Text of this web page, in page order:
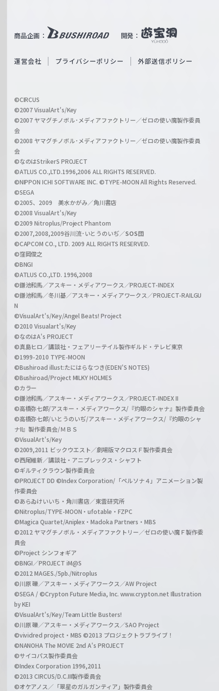
ß
c
a
r
z
商品企画： 開発：
b
O
i
l
h
a
n
l
運営会社 プライバシーポリシー 外部送信ポリシー
©CIRCUS
©2007 VisualArt's/Key
©2007 ヤマグチノボル･メディアファクトリー／ゼロの使い魔製作委員
会
©2008 ヤマグチノボル･メディアファクトリー／ゼロの使い魔製作委員
会
©なのはStrikerS PROJECT
©ATLUS CO.,LTD.1996,2006 ALL RIGHTS RESERVED.
©NIPPON ICHI SOFTWARE INC. ©TYPE-MOON All Rights Reserved.
©SEGA
©2005、2009 美水かがみ／角川書店
©2008 VisualArt's/Key
©2009 Nitroplus/Project Phantom
©2007,2008,2009谷川流･いとうのいぢ／SOS団
©CAPCOM CO., LTD. 2009 ALL RIGHTS RESERVED.
©窪岡俊之
©BNGI
©ATLUS CO.,LTD. 1996,2008
©鎌池和馬／アスキー・メディアワークス／PROJECT-INDEX
©鎌池和馬／冬川基／アスキー・メディアワークス／PROJECT-RAILGU
N
©VisualArt's/Key/Angel Beats! Project
©2010 Visualart's/Key
©なのはA's PROJECT
©真島ヒロ／講談社・フェアリーテイル製作ギルド・テレビ東京
©1999-2010 TYPE-MOON
©Bushiroad illust:たにはらなつき(EDEN'S NOTES)
©Bushiroad/Project MILKY HOLMES
©カラー
©鎌池和馬／アスキー・メディアワークス／PROJECT-INDEX II
©高橋弥七郎/アスキー・メディアワークス/『灼眼のシャナ』製作委員会
©高橋弥七郎/いとうのいぢ/アスキー・メディアワークス/『灼眼のシャ
ナII』製作委員会/ＭＢＳ
©VisualArt's/Key
©2009,2011 ビックウエスト／劇場版マクロスＦ製作委員会
©西尾維新／講談社・アニプレックス・シャフト
©ギルティクラウン製作委員会
©PROJECT DD ©Index Corporation/「ペルソナ４」アニメーション製
作委員会
©あらゐけいいち・角川書店／東雲研究所
©Nitroplus/TYPE-MOON・ufotable・FZPC
©Magica Quartet/Aniplex・Madoka Partners・MBS
©2012 ヤマグチノボル・メディアファクトリー／ゼロの使い魔Ｆ製作委
員会
©Project シンフォギア
©BNGI／PROJECT iM@S
©2012 MAGES./5pb./Nitroplus
©川原 礫／アスキー・メディアワークス／AW Project
©SEGA / ©Crypton Future Media, Inc. www.crypton.net Illustration
by KEI
©VisualArt's/Key/Team Little Busters!
©川原 礫／アスキー・メディアワークス／SAO Project
©vividred project・MBS ©2013 プロジェクトラブライブ！
©NANOHA The MOVIE 2nd A's PROJECT
©サイコパス製作委員会
©Index Corporation 1996,2011
©2013 CIRCUS/D.C.III製作委員会
©オケアノス／「翠星のガルガンティア」製作委員会